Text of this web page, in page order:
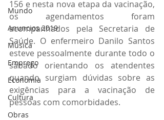
Mundo
Anuncios 2019
Música
Emprego
Economia
Cultura
Obras
156 e nesta nova etapa da vacinação,
os agendamentos foram
acompanhados pela Secretaria de
Saúde. O enfermeiro Danilo Santos
esteve pessoalmente durante todo o
sábado orientando os atendentes
quando surgiam dúvidas sobre as
exigências para a vacinação de
pessoas com comorbidades.